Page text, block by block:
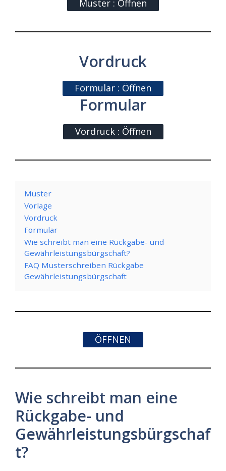
Muster : Öffnen
Vordruck
Formular : Öffnen
Formular
Vordruck : Öffnen
Muster
Vorlage
Vordruck
Formular
Wie schreibt man eine Rückgabe- und
Gewährleistungsbürgschaft?
FAQ Musterschreiben Rückgabe
Gewährleistungsbürgschaft
ÖFFNEN
Wie schreibt man eine
Rückgabe- und
Gewährleistungsbürgschaf
t?